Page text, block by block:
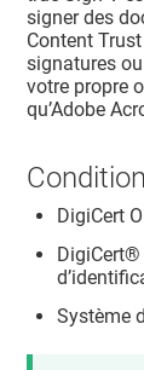
signer des
Content
signatures
votre propre
qu’Adobe
DigiCert
DigiCert​​®​​
Système